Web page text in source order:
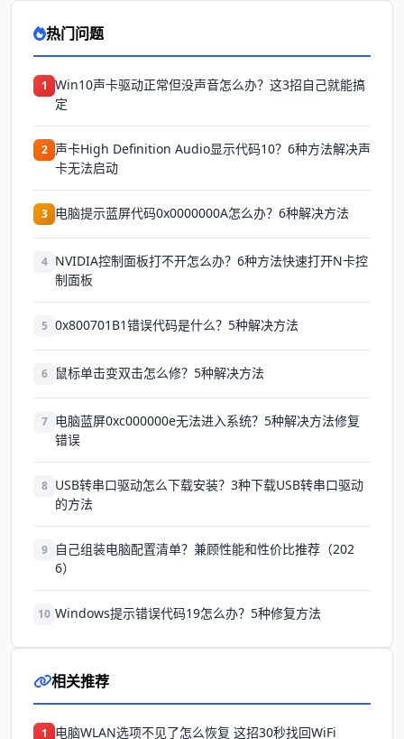
热门问题
1 Win10声卡驱动正常但没声音怎么办？这3招自己就能搞
定
2 声卡High Definition Audio显示代码10？6种方法解决声
卡无法启动
3 电脑提示蓝屏代码0x0000000A怎么办？6种解决方法
4 NVIDIA控制面板打不开怎么办？6种方法快速打开N卡控
制面板
5 0x800701B1错误代码是什么？5种解决方法
6 鼠标单击变双击怎么修？5种解决方法
7 电脑蓝屏0xc000000e无法进入系统？5种解决方法修复
错误
8 USB转串口驱动怎么下载安装？3种下载USB转串口驱动
的方法
9
自己组装电脑配置清单？兼顾性能和性价比推荐（202
6）
10 Windows提示错误代码19怎么办？5种修复方法
相关推荐
1 电脑WLAN选项不见了怎么恢复 这招30秒找回WiFi